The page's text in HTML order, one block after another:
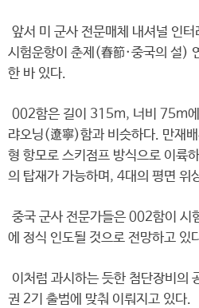
앞서 미 군사 전문매체 내셔널 인
시험운항이 춘제(春節·중국의 설)
한 바 있다.
002함은 길이 315ｍ, 너비 75ｍ
랴오닝(遼寧)함과 비슷하다. 만재
형 항모로 스키점프 방식으로 이
의 탑재가 가능하며, 4대의 평면 위
중국 군사 전문가들은 002함이 시
에 정식 인도될 것으로 전망하고 있
이처럼 과시하는 듯한 첨단장비의
권 2기 출범에 맞춰 이뤄지고 있다.